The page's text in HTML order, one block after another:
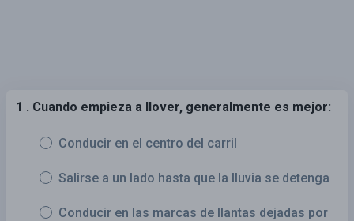
1 . Cuando empieza a llover, generalmente es mejor:
Conducir en el centro del carril
Salirse a un lado hasta que la lluvia se detenga
Conducir en las marcas de llantas dejadas por